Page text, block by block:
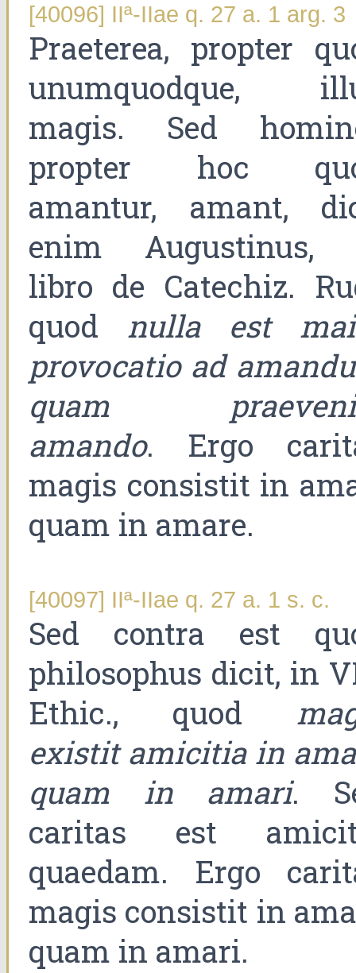
[40096] IIª-IIae q. 27 a. 1 arg. 3
Praeterea, propter
unumquodque,
magis. Sed
propter hoc
amantur, amant,
enim Augustinus,
libro de Catechiz.
quod nulla est
provocatio ad
quam
amando. Ergo
magis consistit in
quam in amare.
[40097] IIª-IIae q. 27 a. 1 s. c.
Sed contra est
philosophus dicit, in
Ethic., quod
existit amicitia in
quam in amari.
caritas est
quaedam. Ergo
magis consistit in
quam in amari.